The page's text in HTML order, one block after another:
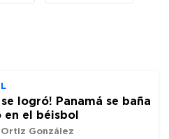
logró! Panamá se baña
en el béisbol
González